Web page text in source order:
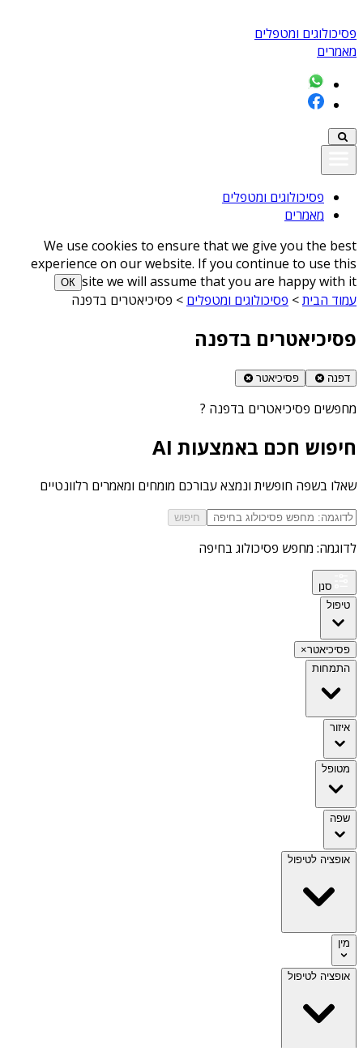
פסיכולוגים ומטפלים
מאמרים
פסיכולוגים ומטפלים
מאמרים
We use cookies to ensure that we give you the best
experience on our website. If you continue to use this
site we will assume that you are happy with it
ОК
עמוד הבית> פסיכולוגים ומטפלים > פסיכיאטרים בדפנה
פסיכיאטרים בדפנה
דפנה פסיכיאטר
מחפשים פסיכיאטרים בדפנה ?
חיפוש חכם באמצעות AI
שאלו בשפה חופשית ונמצא עבורכם מומחים ומאמרים רלוונטיים
חיפוש
לדוגמה: מחפש פסיכולוג בחיפה
סנן
טיפול
פסיכיאטר×
התמחות
איזור
מטופל
שפה
אופציה לטיפול
מין
אופציה לטיפול